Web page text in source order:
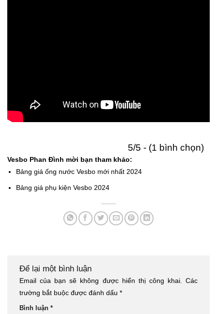
5/5 - (1 bình chọn)
Vesbo Phan Đình mời bạn tham khảo:
Bảng giá ống nước Vesbo mới nhất 2024
Bảng giá phụ kiện Vesbo 2024
Để lại một bình luận
Email của bạn sẽ không được hiển thị công khai.
Các
trường bắt buộc được đánh dấu *
Bình luận *